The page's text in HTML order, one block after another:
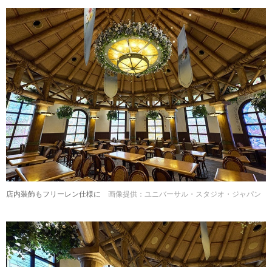
店内装飾もフリーレン仕様に 画像提供：ユニバーサル・スタジオ・ジャパン